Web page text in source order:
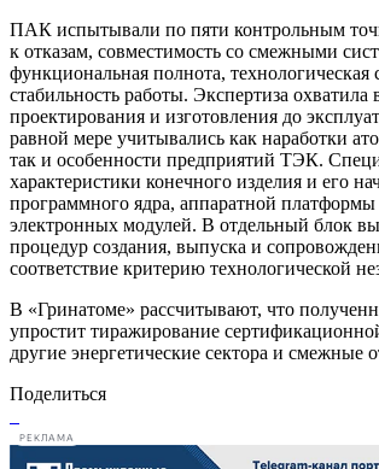
ПАК испытывали по пяти контрольным
к отказам, совместимость со смежными
функциональная полнота, технологическая
стабильность работы. Экспертиза
проектирования и изготовления до
равной мере учитывались как наработки
так и особенности предприятий ТЭК.
характеристики конечного изделия и его
программного ядра, аппаратной
электронных модулей. В отдельный блок
процедур создания, выпуска и
соответствие критерию технологической
В «Гринатоме» рассчитывают, что
упростит тиражирование
другие энергетические сектора и смежные
Поделиться
РЕКЛАМА